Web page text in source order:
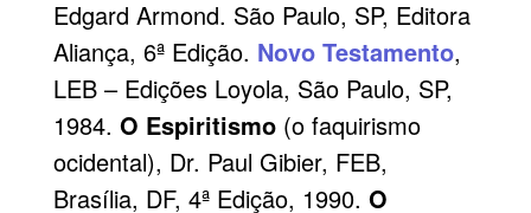
Edgard Armond. São Paulo, SP, Editora
Aliança, 6ª Edição. Novo Testamento,
LEB – Edições Loyola, São Paulo, SP,
1984. O Espiritismo(o faquirismo
ocidental), Dr. Paul Gibier, FEB,
Brasília, DF, 4ª Edição, 1990. O